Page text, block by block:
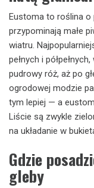
Eustoma to roślina o
przypominają małe
wiatru.
pełnych i
pudrowy róż, aż po
ogrodowej modzie
tym lepiej — a
Liście są zwykle
na układanie w
Gdzie
gleby